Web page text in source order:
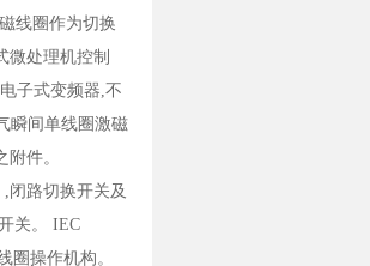
线圈作为切换
微处理机控制
子式变频器,不
瞬间单线圈激磁
件。
闭路切换开关及
关。 IEC
圈操作机构。